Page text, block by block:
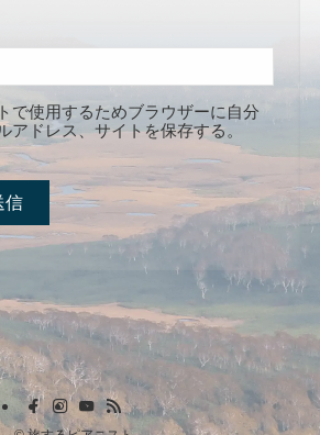
で使用するためブラウザーに自分
アドレス、サイトを保存する。